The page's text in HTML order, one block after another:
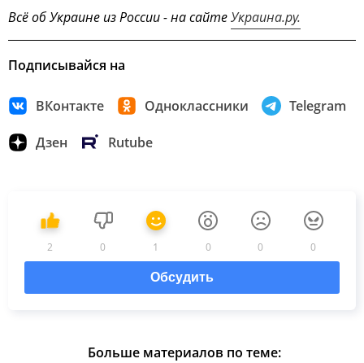
Всё об Украине из России - на сайтеУкраина.ру.
Подписывайся на
ВКонтакте Одноклассники Telegram
Дзен Rutube
2 0 1 0 0 0
Обсудить
Больше материалов по теме: